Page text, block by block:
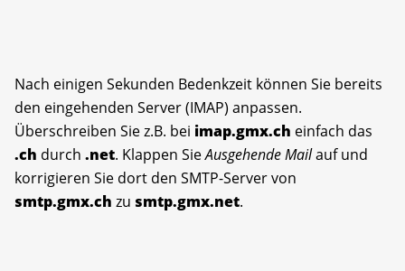
Nach einigen Sekunden Bedenkzeit können Sie bereits
den eingehenden Server (IMAP) anpassen.
Überschreiben Sie z.B. bei imap.gmx.ch einfach das
.ch durch .net. Klappen SieAusgehende Mailauf und
korrigieren Sie dort den SMTP-Server von
smtp.gmx.ch zu smtp.gmx.net.